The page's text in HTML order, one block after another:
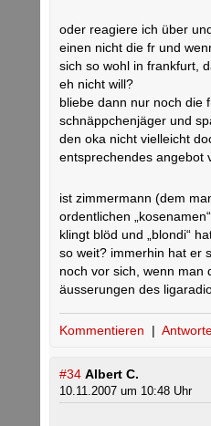
oder reagiere ich über
einen nicht die fr und
sich so wohl in frankfurt,
eh nicht will?
bliebe dann nur noch die
schnäppchenjäger und
den oka nicht vielleicht
entsprechendes angebot
ist zimmermann (dem
ordentlichen
klingt blöd und „blondi“
so weit? immerhin hat er
noch vor sich, wenn man
äusserungen des
Kommentieren |
#34 Albert C.
10.11.2007 um 10:48 Uhr